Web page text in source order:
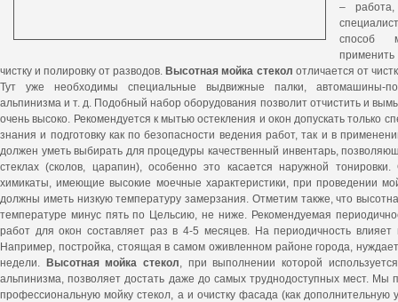
– работа,
способ
чистку и полировку от разводов. Высотная мойка стекол отличается от
Тут уже необходимы специальные выдвижные палки, автомашины-
альпинизма и т. д. Подобный набор оборудования позволит отчистить и
очень высоко. Рекомендуется к мытью остекления и окон допускать только
знания и подготовку как по безопасности ведения работ, так и в
должен уметь выбирать для процедуры качественный инвентарь,
стеклах (сколов, царапин), особенно это касается наружной
химикаты, имеющие высокие моечные характеристики, при проведении
должны иметь низкую температуру замерзания. Отметим также, что
температуре минус пять по Цельсию, не ниже. Рекомендуемая
работ для окон составляет раз в 4-5 месяцев. На периодичность
Например, постройка, стоящая в самом оживленном районе города,
недели.
Высотная мойка стекол, при выполнении которой
альпинизма, позволяет достать даже до самых труднодоступных мест. Мы
профессиональную мойку стекол, а и очистку фасада (как дополнительную